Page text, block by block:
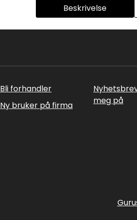
Beskrivelse
Bli forhandler
Ny bruker på firma
meg på